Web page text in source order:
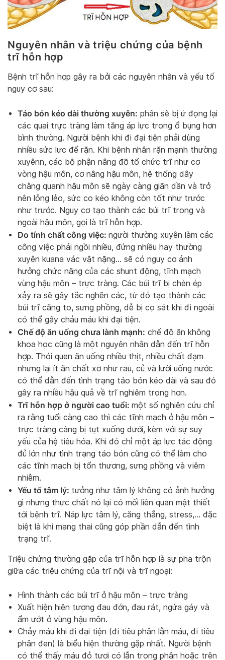
Nguyên nhân và triệu chứng của bệnh
trĩ hỗn hợp
Bệnh trĩ hỗn hợp gây ra bởi các nguyên nhân và yếu tố
nguy cơ sau:
Táo bón kéo dài thường xuyên: phân sẽ bị ứ đọng lại
các quai trực tràng làm tăng áp lực trong ổ bụng hơn
bình thường. Người bệnh khi đi đại tiện phải dùng
nhiều sức lực để rặn. Khi bệnh nhân rặn mạnh thường
xuyênn, các bộ phận nâng đỡ tổ chức trĩ như cơ
vòng hậu môn, cơ nâng hậu môn, hệ thống dây
chằng quanh hậu môn sẽ ngày càng giãn dần và trở
nên lỏng lẻo, sức co kéo không còn tốt như trước
như trước. Nguy cơ tạo thành các búi trĩ trong và
ngoài hậu môn, gọi là trĩ hỗn hợp.
Do tính chất công việc: người thường xuyên làm các
công việc phải ngồi nhiều, đứng nhiều hay thường
xuyên kuana vác vật nặng… sẽ có nguy cơ ảnh
hưởng chức năng của các shunt động, tĩnh mạch
vùng hậu môn – trực tràng. Các búi trĩ bị chèn ép
xảy ra sẽ gây tắc nghẽn các, từ đó tạo thành các
búi trĩ căng to, sưng phồng, dễ bị cọ sát khi đi ngoài
có thể gây chảu máu khi đại tiện.
Chế độ ăn uống chưa lành mạnh: chế độ ăn không
khoa học cũng là một nguyên nhân dẫn đến trĩ hỗn
hợp. Thói quen ăn uống nhiều thịt, nhiều chất đạm
nhưng lại ít ăn chất xơ như rau, củ và lười uống nước
có thể dẫn đến tình trạng táo bón kéo dài và sau đó
gây ra nhiều hậu quả về trĩ nghiêm trọng hơn.
Trĩ hỗn hợp ở người cao tuổi: một số nghiên cứu chỉ
ra rằng tuổi càng cao thì các tĩnh mạch ở hậu môn –
trực tràng càng bị tụt xuống dưới, kèm với sự suy
yếu của hệ tiêu hóa. Khi đó chỉ một áp lực tác động
đủ lớn như tình trạng táo bón cũng có thể làm cho
các tĩnh mạch bị tổn thương, sưng phồng và viêm
nhiễm.
Yếu tố tâm lý: tưởng như tâm lý không có ảnh hưởng
gì nhưng thực chất nó lại có mối liên quan mật thiết
tới bệnh trĩ. Náp lực tâm lý, căng thẳng, stress,… đặc
biệt là khi mang thai cũng góp phần dẫn đến tình
trạng trĩ.
Triệu chứng thường gặp của trĩ hỗn hợp là sự pha trộn
giữa các triệu chứng của trĩ nội và trĩ ngoại:
Hình thành các búi trĩ ở hậu môn – trực tràng
Xuất hiện hiện tượng đau đớn, đau rát, ngứa gáy và
ẩm ướt ở vùng hậu môn.
Chảy máu khi đi đại tiện (đi tiêu phân lẫn máu, đi tiêu
phân đen) là biểu hiện thường gặp nhất. Người bệnh
có thể thấy máu đỏ tươi có lẫn trong phân hoặc trên